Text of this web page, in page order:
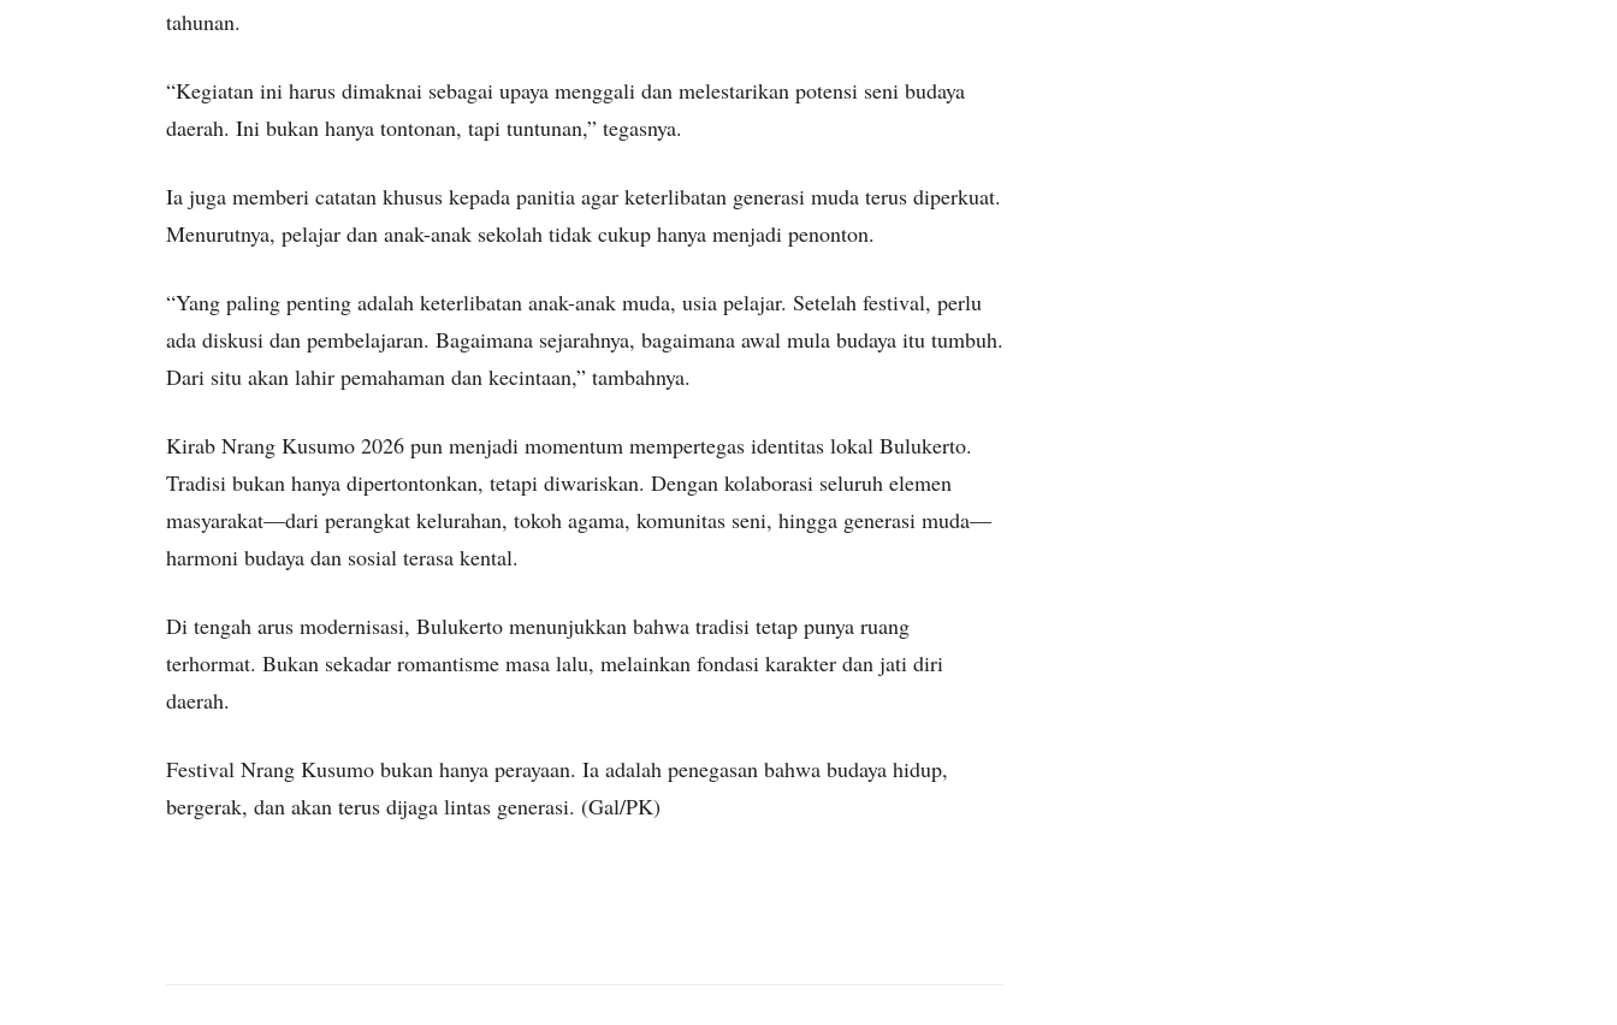
tahunan.
“Kegiatan ini harus dimaknai sebagai upaya menggali dan melestarikan potensi seni budaya
daerah. Ini bukan hanya tontonan, tapi tuntunan,” tegasnya.
Ia juga memberi catatan khusus kepada panitia agar keterlibatan generasi muda terus diperkuat.
Menurutnya, pelajar dan anak-anak sekolah tidak cukup hanya menjadi penonton.
“Yang paling penting adalah keterlibatan anak-anak muda, usia pelajar. Setelah festival, perlu
ada diskusi dan pembelajaran. Bagaimana sejarahnya, bagaimana awal mula budaya itu tumbuh.
Dari situ akan lahir pemahaman dan kecintaan,” tambahnya.
Kirab Nrang Kusumo 2026 pun menjadi momentum mempertegas identitas lokal Bulukerto.
Tradisi bukan hanya dipertontonkan, tetapi diwariskan. Dengan kolaborasi seluruh elemen
masyarakat—dari perangkat kelurahan, tokoh agama, komunitas seni, hingga generasi muda—
harmoni budaya dan sosial terasa kental.
Di tengah arus modernisasi, Bulukerto menunjukkan bahwa tradisi tetap punya ruang
terhormat. Bukan sekadar romantisme masa lalu, melainkan fondasi karakter dan jati diri
daerah.
Festival Nrang Kusumo bukan hanya perayaan. Ia adalah penegasan bahwa budaya hidup,
bergerak, dan akan terus dijaga lintas generasi. (Gal/PK)